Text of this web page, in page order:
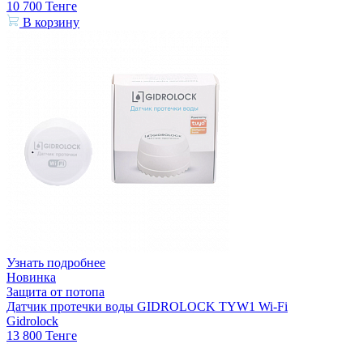
10 700 Тенге
В корзину
Узнать подробнее
Новинка
Защита от потопа
Датчик протечки воды GIDROLOCK TYW1 Wi-Fi
Gidrolock
13 800 Тенге